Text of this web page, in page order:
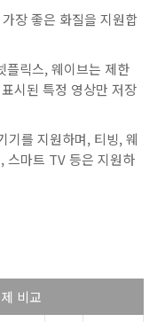
장 좋은 화질을 지원합
플릭스, 웨이브는 제한
시된 특정 영상만 저장
기를 지원하며, 티빙, 웨
스마트 TV 등은 지원하
비교